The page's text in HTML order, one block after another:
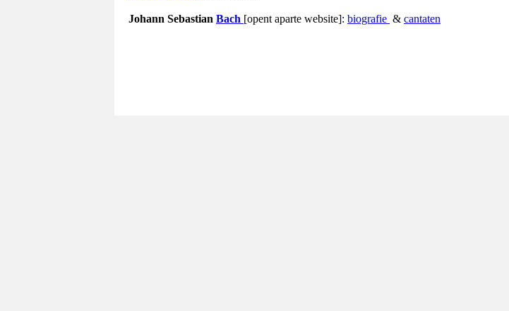
Johann Sebastian Bach [opent aparte website]: biografie & cantaten